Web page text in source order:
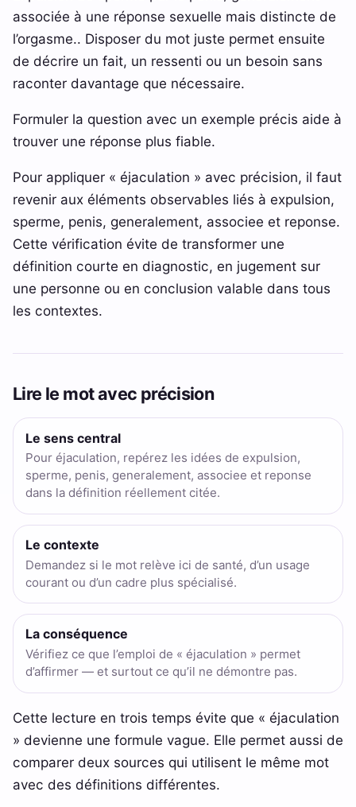
associée à une réponse sexuelle mais distincte de
l’orgasme.. Disposer du mot juste permet ensuite
de décrire un fait, un ressenti ou un besoin sans
raconter davantage que nécessaire.
Formuler la question avec un exemple précis aide à
trouver une réponse plus fiable.
Pour appliquer « éjaculation » avec précision, il faut
revenir aux éléments observables liés à expulsion,
sperme, penis, generalement, associee et reponse.
Cette vérification évite de transformer une
définition courte en diagnostic, en jugement sur
une personne ou en conclusion valable dans tous
les contextes.
Lire le mot avec précision
Le sens central
Pour éjaculation, repérez les idées de expulsion,
sperme, penis, generalement, associee et reponse
dans la définition réellement citée.
Le contexte
Demandez si le mot relève ici de santé, d’un usage
courant ou d’un cadre plus spécialisé.
La conséquence
Vérifiez ce que l’emploi de « éjaculation » permet
d’affirmer — et surtout ce qu’il ne démontre pas.
Cette lecture en trois temps évite que « éjaculation
» devienne une formule vague. Elle permet aussi de
comparer deux sources qui utilisent le même mot
avec des définitions différentes.